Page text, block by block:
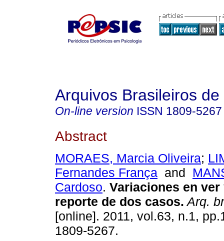
Arquivos Brasileiros
On-line version ISSN 1809-5267
Abstract
MORAES, Marcia Oliveira;
Fernandes França and
Cardoso. Variaciones en ver
reporte de dos casos. Arq.
[online]. 2011, vol.63, n.1,
1809-5267.